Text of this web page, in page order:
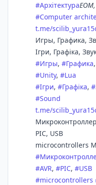
#АрхітектураЕОМ,
#Computer
t.me/
Игры, Графика,
Ігри, Графіка,
#Игры, #Графика,
#Unity, #Lua
#Ігри, #Графіка, #
#Sound
t.me/
PIC, USB
microcontrollers
#
#AVR, #PIC, #USB
#microcontrollers